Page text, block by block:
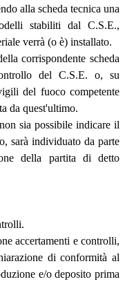
alla scheda tecnica una
stabiliti dal C.S.E.,
verrà (o è) installato.
corrispondente scheda
del C.S.E. o, su
del fuoco competente
da quest'ultimo.
sia possibile indicare il
sarà individuato da parte
della partita di detto
accertamenti e controlli,
di conformità al
e/o deposito prima